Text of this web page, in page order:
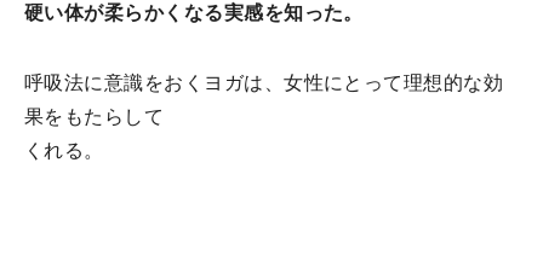
硬い体が柔らかくなる実感を知った。
呼吸法に意識をおくヨガは、女性にとって理想的な効
果をもたらして
くれる。